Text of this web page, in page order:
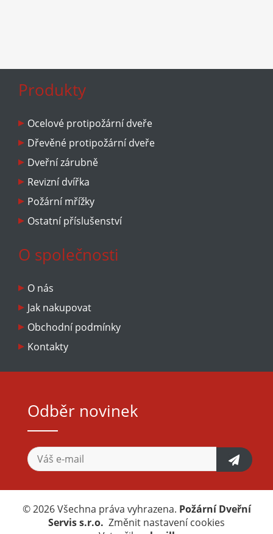
Produkty
Ocelové protipožární dveře
Dřevěné protipožární dveře
Dveřní zárubně
Revizní dvířka
Požární mřížky
Ostatní příslušenství
O společnosti
O nás
Jak nakupovat
Obchodní podmínky
Kontakty
Odběr novinek
© 2026 Všechna práva vyhrazena. Požární Dveřní
Servis s.r.o. Změnit nastavení cookies